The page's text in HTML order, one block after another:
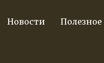
Новости Полезное